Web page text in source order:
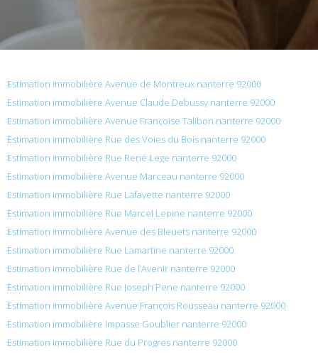
Estimation immobilière Avenue de Montreux nanterre 92000
Estimation immobilière Avenue Claude Debussy nanterre 92000
Estimation immobilière Avenue Françoise Talibon nanterre 92000
Estimation immobilière Rue des Voies du Bois nanterre 92000
Estimation immobilière Rue René Lege nanterre 92000
Estimation immobilière Avenue Marceau nanterre 92000
Estimation immobilière Rue Lafayette nanterre 92000
Estimation immobilière Rue Marcel Lepine nanterre 92000
Estimation immobilière Avenue des Bleuets nanterre 92000
Estimation immobilière Rue Lamartine nanterre 92000
Estimation immobilière Rue de l’Avenir nanterre 92000
Estimation immobilière Rue Joseph Pene nanterre 92000
Estimation immobilière Avenue François Rousseau nanterre 92000
Estimation immobilière Impasse Goublier nanterre 92000
Estimation immobilière Rue du Progres nanterre 92000